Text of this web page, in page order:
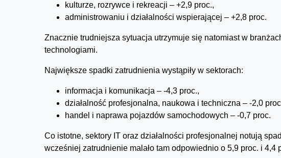
kulturze, rozrywce i rekreacji – +2,9 proc.,
administrowaniu i działalności wspierającej – +2,8 proc.
Znacznie trudniejsza sytuacja utrzymuje się natomiast w
technologiami.
Największe spadki zatrudnienia wystąpiły w sektorach:
informacja i komunikacja – -4,3 proc.,
działalność profesjonalna, naukowa i techniczna – -2,0
handel i naprawa pojazdów samochodowych – -0,7 proc.
Co istotne, sektory IT oraz działalności profesjonalnej notują
wcześniej zatrudnienie malało tam odpowiednio o 5,9 proc. i 4,4